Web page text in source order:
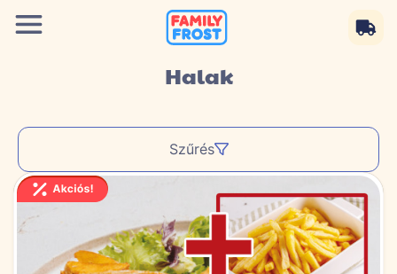
Halak
Szűrés